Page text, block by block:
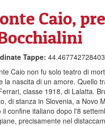
Caio,
Tappe:
Caio non fu solo teatro di
la nascita di un amore. Quello
classe 1918, di Lalatta.
di stanza in Slovenia, a Novo
il confine italiano dopo l'8
precisamente nel